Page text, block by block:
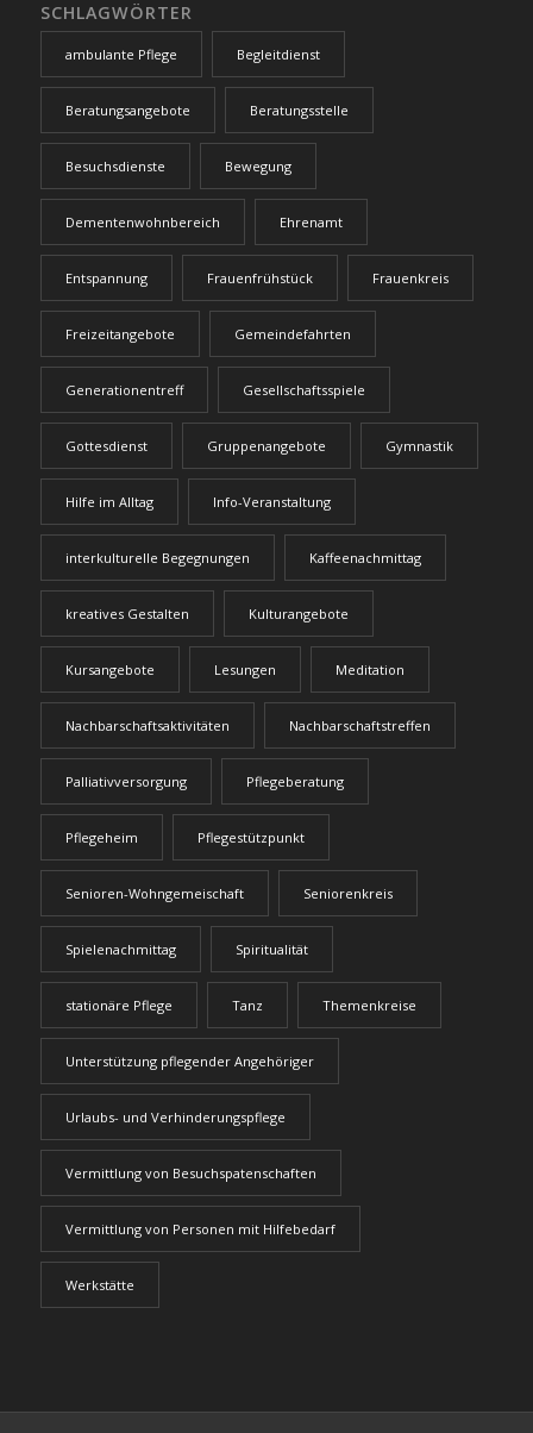
SCHLAGWÖRTER
ambulante Pflege Begleitdienst
Beratungsangebote Beratungsstelle
Besuchsdienste Bewegung
Dementenwohnbereich Ehrenamt
Entspannung Frauenfrühstück Frauenkreis
Freizeitangebote Gemeindefahrten
Generationentreff Gesellschaftsspiele
Gottesdienst Gruppenangebote Gymnastik
Hilfe im Alltag Info-Veranstaltung
interkulturelle Begegnungen Kaffeenachmittag
kreatives Gestalten Kulturangebote
Kursangebote Lesungen Meditation
Nachbarschaftsaktivitäten Nachbarschaftstreffen
Palliativversorgung Pflegeberatung
Pflegeheim Pflegestützpunkt
Senioren-Wohngemeischaft Seniorenkreis
Spielenachmittag Spiritualität
stationäre Pflege Tanz Themenkreise
Unterstützung pflegender Angehöriger
Urlaubs- und Verhinderungspflege
Vermittlung von Besuchspatenschaften
Vermittlung von Personen mit Hilfebedarf
Werkstätte